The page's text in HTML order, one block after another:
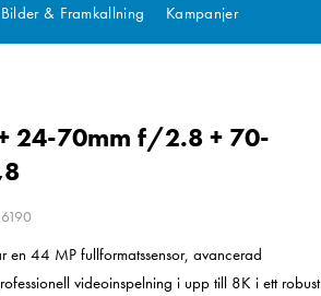
Bilder & Framkallning Kampanjer
24-70mm f/2.8 + 70-
en 44 MP fullformatssensor, avancerad
videoinspelning i upp till 8K i ett robust